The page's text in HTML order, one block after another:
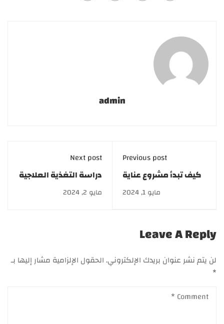
admin
Previous post
كيف تبدأ مشروع عناية
بالبشرة؟| دراسة
التركيبات الصيدلانية
مايو 1, 2024
Next post
دراسة التغذية العلاجية
في مصر
مايو 2, 2024
Leave A Reply
لن يتم نشر عنوان بريدك الإلكتروني.الحقول الإلزامية مشار إليها بـ
*